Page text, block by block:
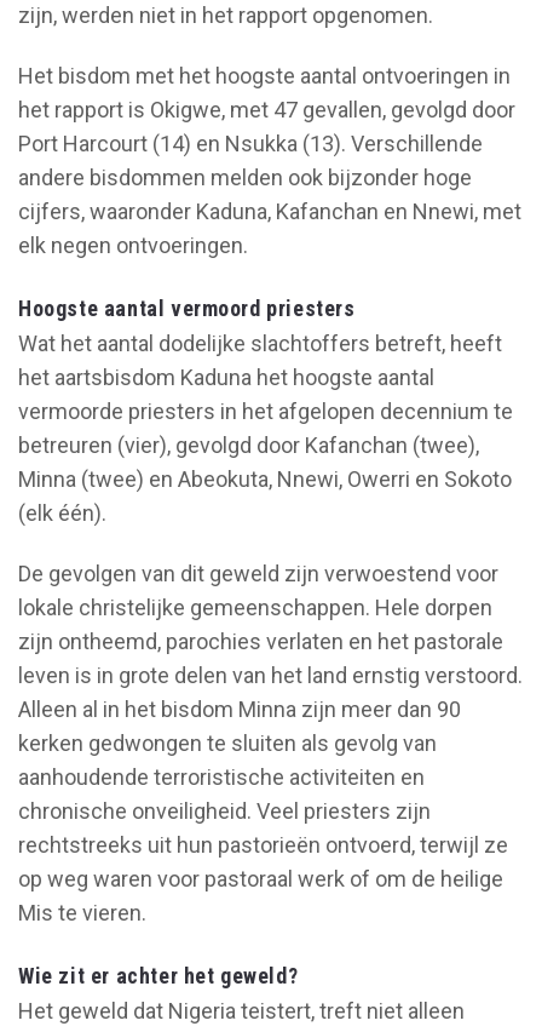
zijn, werden niet in het rapport opgenomen.
Het bisdom met het hoogste aantal ontvoeringen in
het rapport is Okigwe, met 47 gevallen, gevolgd door
Port Harcourt (14) en Nsukka (13). Verschillende
andere bisdommen melden ook bijzonder hoge
cijfers, waaronder Kaduna, Kafanchan en Nnewi, met
elk negen ontvoeringen.
Hoogste aantal vermoord priesters
Wat het aantal dodelijke slachtoffers betreft, heeft
het aartsbisdom Kaduna het hoogste aantal
vermoorde priesters in het afgelopen decennium te
betreuren (vier), gevolgd door Kafanchan (twee),
Minna (twee) en Abeokuta, Nnewi, Owerri en Sokoto
(elk één).
De gevolgen van dit geweld zijn verwoestend voor
lokale christelijke gemeenschappen. Hele dorpen
zijn ontheemd, parochies verlaten en het pastorale
leven is in grote delen van het land ernstig verstoord.
Alleen al in het bisdom Minna zijn meer dan 90
kerken gedwongen te sluiten als gevolg van
aanhoudende terroristische activiteiten en
chronische onveiligheid. Veel priesters zijn
rechtstreeks uit hun pastorieën ontvoerd, terwijl ze
op weg waren voor pastoraal werk of om de heilige
Mis te vieren.
Wie zit er achter het geweld?
Het geweld dat Nigeria teistert, treft niet alleen